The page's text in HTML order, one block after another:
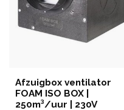
Afzuigbox ventilator
FOAM ISO BOX |
250m³/uur | 230V